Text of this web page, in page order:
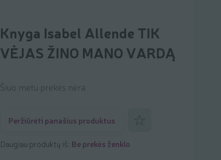
Knyga Isabel Allende TIK
VĖJAS ŽINO MANO VARDĄ
Šiuo metu prekės nėra
Peržiūrėti panašius produktus
Daugiau produktų iš: Be prekės ženklo